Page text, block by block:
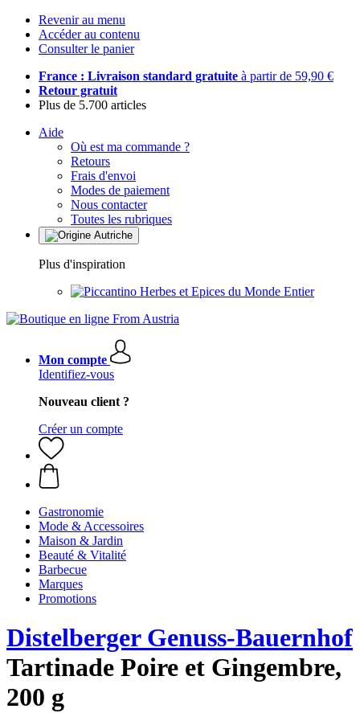
Revenir au menu
Accéder au contenu
Consulter le panier
France : Livraison standard gratuite à partir de 59,90 €
Retour gratuit
Plus de 5.700 articles
Aide
Où est ma commande ?
Retours
Frais d'envoi
Modes de paiement
Nous contacter
Toutes les rubriques
Plus d'inspiration
Herbes et Epices du Monde Entier
Mon compte
Identifiez-vous
Nouveau client ?
Créer un compte
Gastronomie
Mode & Accessoires
Maison & Jardin
Beauté & Vitalité
Barbecue
Marques
Promotions
Distelberger Genuss-Bauernhof
Tartinade Poire et Gingembre,
200 g